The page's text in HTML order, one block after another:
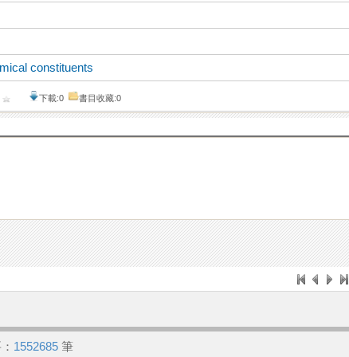
constituents
下載:0 書目收藏:0
1552685 筆